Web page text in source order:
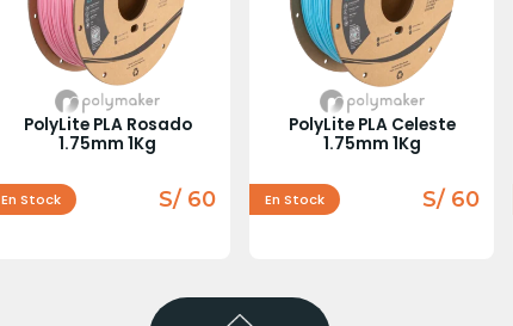
PolyLite PLA Rosado
1.75mm 1Kg
En Stock S/ 60
PolyLite PLA Celeste
1.75mm 1Kg
En Stock S/ 60